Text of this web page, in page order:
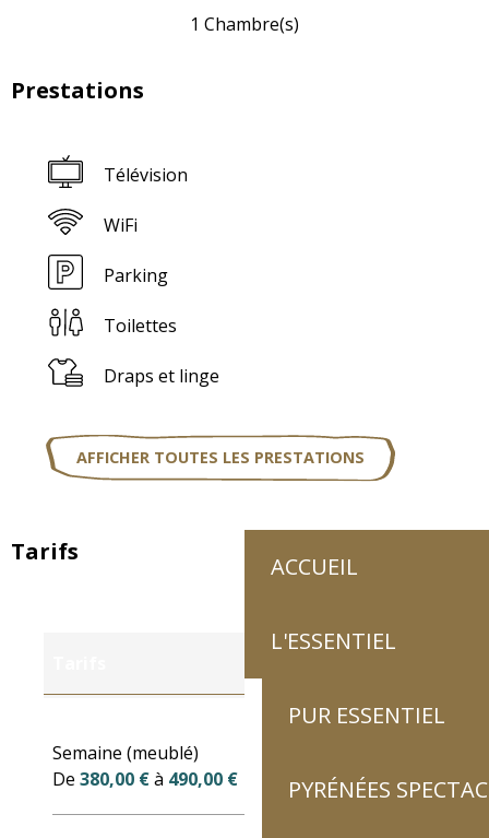
ACCUEIL
L'ESSENTIEL
PUR ESSENTIEL
PYRÉNÉES
1 Chambre(s)
Prestations
Télévision
WiFi
Parking
Toilettes
Draps et linge
AFFICHER TOUTES LES PRESTATIONS
Tarifs
Semaine (meublé)
De 380,00 €à 490,00 €